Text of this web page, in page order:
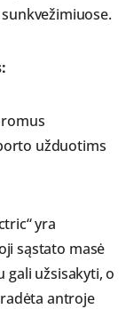
užduotims
yra
sąstato masė
gali užsisakyti, o
antroje